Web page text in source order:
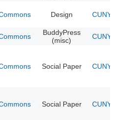
Design CUNY
BuddyPress
(misc)
CUNY
Social Paper CUNY
Social Paper CUNY